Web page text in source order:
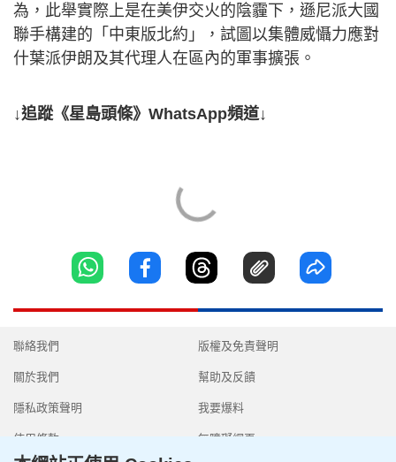
為，此舉實際上是在美伊交火的陰霾下，遜尼派大國
聯手構建的「中東版北約」，試圖以集體威懾力應對
什葉派伊朗及其代理人在區內的軍事擴張。
↓追蹤《星島頭條》WhatsApp頻道↓
聯絡我們
關於我們
隱私政策聲明
使用條款
版權及免責聲明
幫助及反饋
我要爆料
無障礙網頁